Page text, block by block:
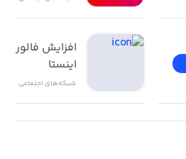
اینستا
شبکه‌های اجتماعی